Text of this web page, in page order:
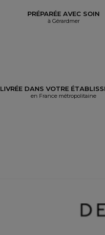
PRÉPARÉE AVEC SOIN
à Gérardmer
LIVRÉE DANS VOTRE
en France métropolitaine